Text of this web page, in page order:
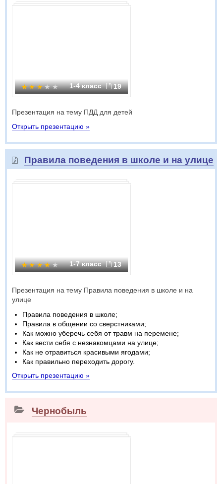
1-4 класс 19
Презентация на тему ПДД для детей
Открыть презентацию »
Правила поведения в школе и на улице
1-7 класс 13
Презентация на тему Правила поведения в школе и на
улице
Правила поведения в школе;
Правила в общении со сверстниками;
Как можно уберечь себя от травм на перемене;
Как вести себя с незнакомцами на улице;
Как не отравиться красивыми ягодами;
Как правильно переходить дорогу.
Открыть презентацию »
Чернобыль